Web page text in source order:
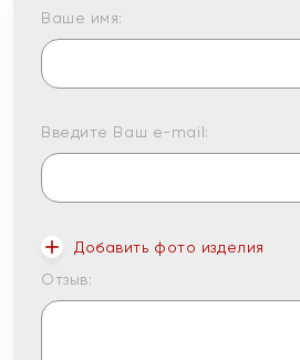
Ваше имя:
Введите Ваш e-mail:
Добавить фото изделия
Отзыв: